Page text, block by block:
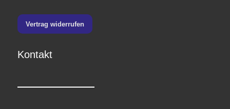
Vertrag widerrufen
Kontakt